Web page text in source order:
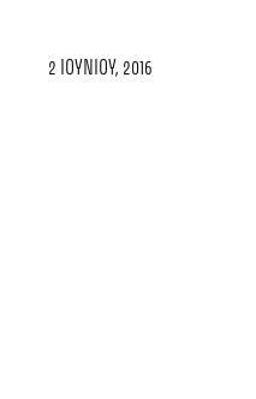
2 ΙΟΥΝΊΟΥ, 2016